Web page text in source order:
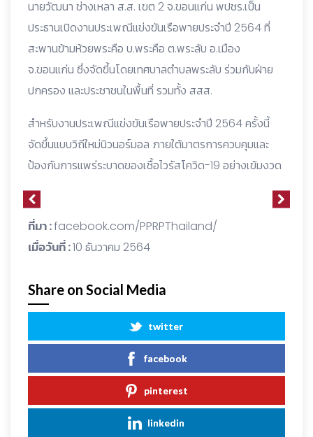
นายวัฒนา ช่างเหลา ส.ส. เขต 2 จ.ขอนแก่น พปชร.เป็น
ประธานเปิดงานประเพณีแข่งขันเรือพายประจำปี 2564 ที่
สะพานข้ามห้วยพระคือ บ.พระคือ ต.พระลับ อ.เมือง
จ.ขอนแก่น ซึ่งจัดขึ้นโดยเทศบาลตำบลพระลับ ร่วมกับฝ่าย
ปกครอง และประชาชนในพื้นที่ รวมทั้ง สสส.
สำหรับงานประเพณีแข่งขันเรือพายประจำปี 2564 ครั้งนี้
จัดขึ้นแบบวิถีใหม่นิวนอร์มอล ภายใต้มาตรการควบคุมและ
ป้องกันการแพร่ระบาดของเชื้อไวรัสโควิด-19 อย่างเข้มงวด
ที่มา :facebook.com/PPRPThailand/
เมื่อวันที่ :10 ธันวาคม 2564
Share on Social Media
twitter
facebook
pinterest
linkedin